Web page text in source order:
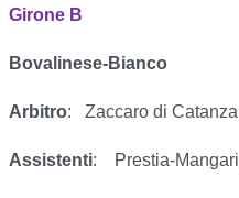
Girone B
Bovalinese-Bianco
Arbitro: Zaccaro di
Assistenti: Prestia-